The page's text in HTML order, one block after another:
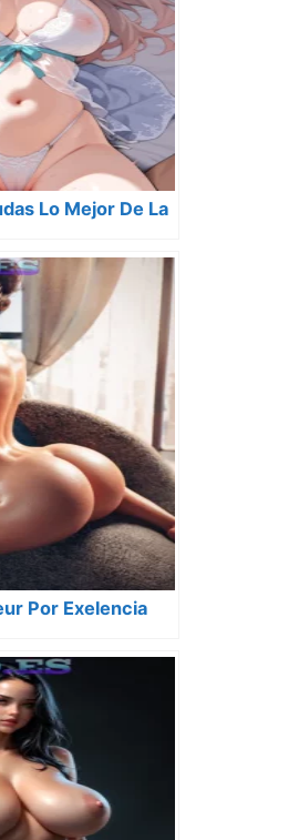
Lo Mejor De La
Por Exelencia